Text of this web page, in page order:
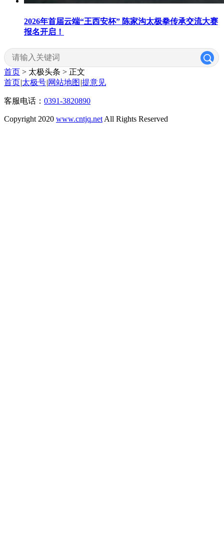
2026年首届云端“王西安杯” 陈家沟太极拳传承交流大赛
报名开启！
首页 > 太极头条 > 正文
首页|太极号|网站地图 |提意见
客服电话： 0391-3820890
Copyright 2020 www.cntjq.net All Rights Reserved